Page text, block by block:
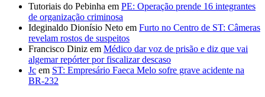
Tutoriais do Pebinha em PE: Operação prende 16 integrantes
de organização criminosa
Ideginaldo Dionísio Neto em Furto no Centro de ST: Câmeras
revelam rostos de suspeitos
Francisco Diniz em Médico dar voz de prisão e diz que vai
algemar repórter por fiscalizar descaso
Jc em ST: Empresário Faeca Melo sofre grave acidente na
BR-232